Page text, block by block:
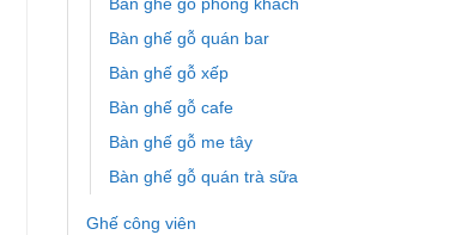
Bàn ghế gỗ quán bar
Bàn ghế gỗ xếp
Bàn ghế gỗ cafe
Bàn ghế gỗ me tây
Bàn ghế gỗ quán trà sữa
Ghế công viên